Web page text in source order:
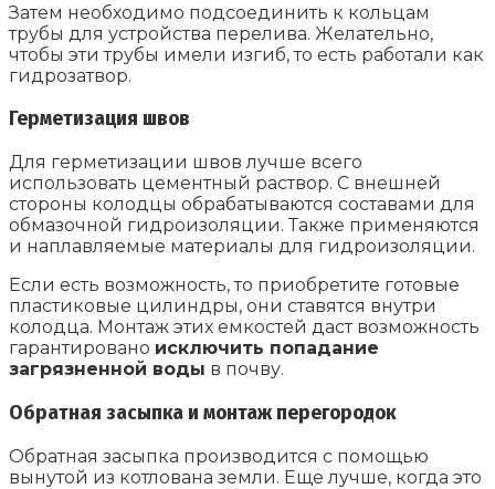
Затем необходимо подсоединить к кольцам
трубы для устройства перелива. Желательно,
чтобы эти трубы имели изгиб, то есть работали как
гидрозатвор.
Герметизация швов
Для герметизации швов лучше всего
использовать цементный раствор. С внешней
стороны колодцы обрабатываются составами для
обмазочной гидроизоляции. Также применяются
и наплавляемые материалы для гидроизоляции.
Если есть возможность, то приобретите готовые
пластиковые цилиндры, они ставятся внутри
колодца. Монтаж этих емкостей даст возможность
гарантировано исключить попадание
загрязненной воды в почву.
Обратная засыпка и монтаж перегородок
Обратная засыпка производится с помощью
вынутой из котлована земли. Еще лучше, когда это